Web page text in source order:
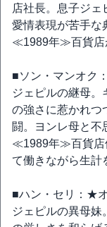
店社長。息子ジェ
愛情表現が苦手な
≪1989年≫百貨店
■ソン・マンオク
ジェピルの継母。
の強さに惹かれつ
闘。ヨンレ母と不
≪1989年≫百貨店
て働きながら生計
■ハン・セリ：★
ジェピルの異母妹